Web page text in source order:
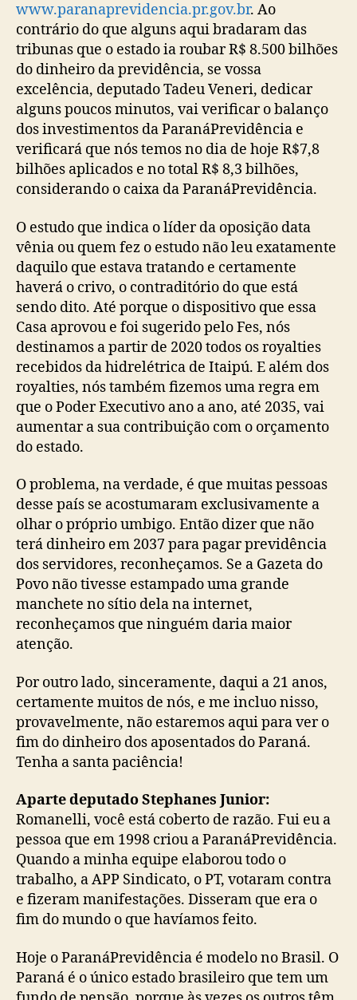
www.paranaprevidencia.pr.gov.br. Ao
contrário do que alguns aqui bradaram das
tribunas que o estado ia roubar R$ 8.500 bilhões
do dinheiro da previdência, se vossa
excelência, deputado Tadeu Veneri, dedicar
alguns poucos minutos, vai verificar o balanço
dos investimentos da ParanáPrevidência e
verificará que nós temos no dia de hoje R$7,8
bilhões aplicados e no total R$ 8,3 bilhões,
considerando o caixa da ParanáPrevidência.
O estudo que indica o líder da oposição data
vênia ou quem fez o estudo não leu exatamente
daquilo que estava tratando e certamente
haverá o crivo, o contraditório do que está
sendo dito. Até porque o dispositivo que essa
Casa aprovou e foi sugerido pelo Fes, nós
destinamos a partir de 2020 todos os royalties
recebidos da hidrelétrica de Itaipú. E além dos
royalties, nós também fizemos uma regra em
que o Poder Executivo ano a ano, até 2035, vai
aumentar a sua contribuição com o orçamento
do estado.
O problema, na verdade, é que muitas pessoas
desse país se acostumaram exclusivamente a
olhar o próprio umbigo. Então dizer que não
terá dinheiro em 2037 para pagar previdência
dos servidores, reconheçamos. Se a Gazeta do
Povo não tivesse estampado uma grande
manchete no sítio dela na internet,
reconheçamos que ninguém daria maior
atenção.
Por outro lado, sinceramente, daqui a 21 anos,
certamente muitos de nós, e me incluo nisso,
provavelmente, não estaremos aqui para ver o
fim do dinheiro dos aposentados do Paraná.
Tenha a santa paciência!
Aparte deputado Stephanes Junior:
Romanelli, você está coberto de razão. Fui eu a
pessoa que em 1998 criou a ParanáPrevidência.
Quando a minha equipe elaborou todo o
trabalho, a APP Sindicato, o PT, votaram contra
e fizeram manifestações. Disseram que era o
fim do mundo o que havíamos feito.
Hoje o ParanáPrevidência é modelo no Brasil. O
Paraná é o único estado brasileiro que tem um